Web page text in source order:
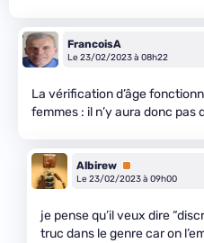
FrancoisA
Le 23/02/2023 à 08h22
La vérification d’âge
femmes : il n’y aura donc
Albirew Premium
Le 23/02/2023 à 09h00
je pense qu’il veux dire
truc dans le genre car on